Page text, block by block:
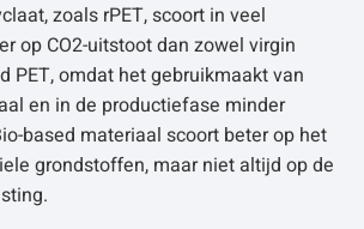
zoals rPET, scoort in veel
op CO2-uitstoot dan zowel virgin
PET, omdat het gebruikmaakt van
en in de productiefase minder
based materiaal scoort beter op het
grondstoffen, maar niet altijd op de